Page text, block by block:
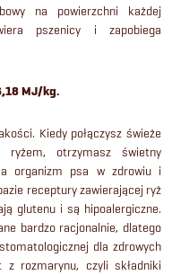
na powierzchni każdej
pszenicy i zapobiega
MJ/kg.
Kiedy połączysz świeże
otrzymasz świetny
organizm psa w zdrowiu i
receptury zawierającej ryż
glutenu i są hipoalergiczne.
bardzo racjonalnie, dlatego
dla zdrowych
rozmarynu, czyli składniki